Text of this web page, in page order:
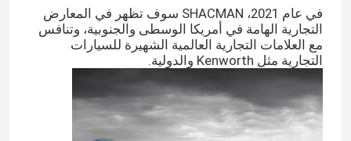
في عام 2021، SHACMAN سوف تظهر في المعارض
التجارية الهامة في أمريكا الوسطى والجنوبية، وتنافس
مع العلامات التجارية العالمية الشهيرة للسيارات
التجارية مثل Kenworth والدولية.